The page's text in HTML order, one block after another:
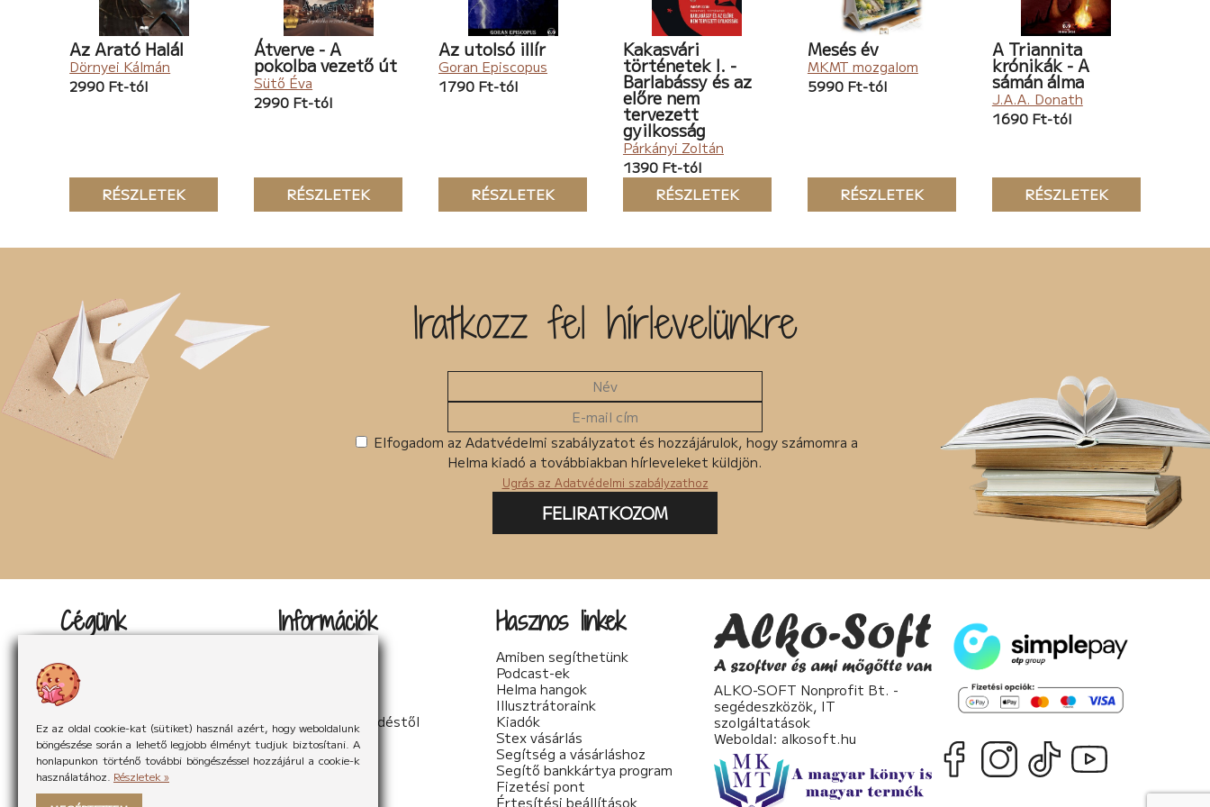
Ez az oldal cookie-kat (sütiket) használ azért, hogy weboldalunk
böngészése során a lehető legjobb élményt tudjuk biztosítani. A
honlapunkon történő további böngészéssel hozzájárul a cookie-k
használatához. Részletek »
Az Arató Halál
Dörnyei Kálmán
2990 Ft-tól
RÉSZLETEK
Átverve - A
pokolba vezető út
Sütő Éva
2990 Ft-tól
RÉSZLETEK
Az utolsó illír
Goran Episcopus
1790 Ft-tól
RÉSZLETEK
Kakasvári
történetek I. -
Barlabássy és az
előre nem
tervezett
gyilkosság
Párkányi Zoltán
1390 Ft-tól
RÉSZLETEK
Mesés év
MKMT mozgalom
5990 Ft-tól
RÉSZLETEK
A Triannita
krónikák - A
sámán álma
J.A.A. Donath
1690 Ft-tól
RÉSZLETEK
Iratkozz fel hírlevelünkre
Elfogadom az Adatvédelmi szabályzatot és hozzájárulok, hogy számomra a
Helma kiadó a továbbiakban hírleveleket küldjön.
Ugrás az Adatvédelmi szabályzathoz
FELIRATKOZOM
Cégünk
Rólunk
Rólunk mondták
Hírek
Partnereink
Információk
Elállás a szerződéstől
Hasznos linkek
Amiben segíthetünk
Podcast-ek
Helma hangok
Illusztrátoraink
Kiadók
Stex vásárlás
Segítség a vásárláshoz
Segítő bankkártya program
Fizetési pont
Értesítési beállítások
ALKO-SOFT Nonprofit Bt. -
segédeszközök, IT
szolgáltatások
Weboldal: alkosoft.hu